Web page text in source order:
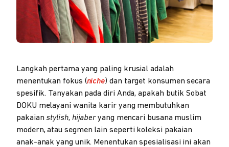
Langkah pertama yang paling krusial adalah
menentukan fokus (niche) dan target konsumen secara
spesifik. Tanyakan pada diri Anda, apakah butik Sobat
DOKU melayani wanita karir yang membutuhkan
pakaian stylish, hijaberyang mencari busana muslim
modern, atau segmen lain seperti koleksi pakaian
anak-anak yang unik. Menentukan spesialisasi ini akan